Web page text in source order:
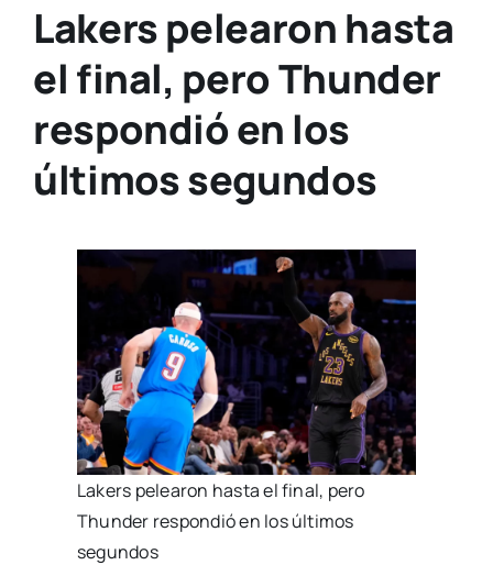
Lakers pelearon hasta
el final, pero Thunder
respondió en los
últimos segundos
Lakers pelearon hasta el final, pero
Thunder respondió en los últimos
segundos